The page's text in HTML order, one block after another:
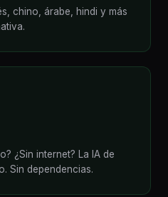
chino, árabe, hindi y más
¿Sin internet? La IA de
Sin dependencias.